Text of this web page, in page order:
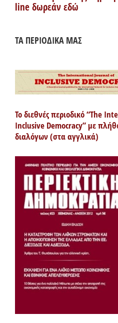
line δωρεάν εδώ
ΤΑ ΠΕΡΙΟΔΙΚΑ ΜΑΣ
Το διεθνές περιοδικό “The
Inclusive Democracy” με
διαλόγων (στα αγγλικά)